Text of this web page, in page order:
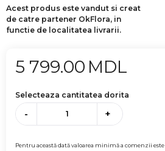
Acest produs este vandut si creat
de catre partener OkFlora, in
functie de localitatea livrarii.
5 799.00 MDL
Selecteaza cantitatea dorita
- +
Pentru această dată valoarea minimă a comenzii este